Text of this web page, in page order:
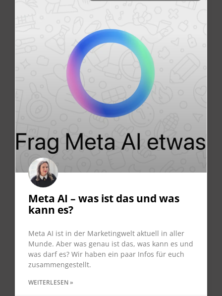
Meta AI – was ist das und was
kann es?
Meta AI ist in der Marketingwelt aktuell in aller
Munde. Aber was genau ist das, was kann es und
was darf es? Wir haben ein paar Infos für euch
zusammengestellt.
WEITERLESEN »